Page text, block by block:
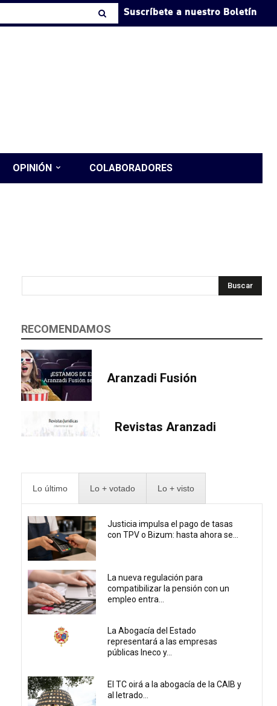
Suscríbete a nuestro Boletín
OPINIÓN COLABORADORES
Buscar
RECOMENDAMOS
Aranzadi Fusión
Revistas Aranzadi
Lo último Lo + votado Lo + visto
Justicia impulsa el pago de tasas
con TPV o Bizum: hasta ahora se...
La nueva regulación para
compatibilizar la pensión con un
empleo entra...
La Abogacía del Estado
representará a las empresas
públicas Ineco y...
El TC oirá a la abogacía de la CAIB y
al letrado...